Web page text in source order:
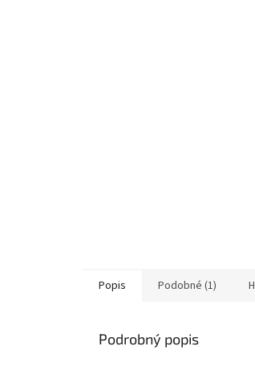
Popis Podobné (1)
Podrobný popis